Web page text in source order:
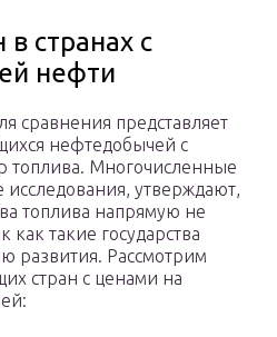
странах с
нефти
сравнения представляет
нефтедобычей с
топлива. Многочисленные
утверждают,
топлива напрямую не
как такие государства
развития. Рассмотрим
стран с ценами на